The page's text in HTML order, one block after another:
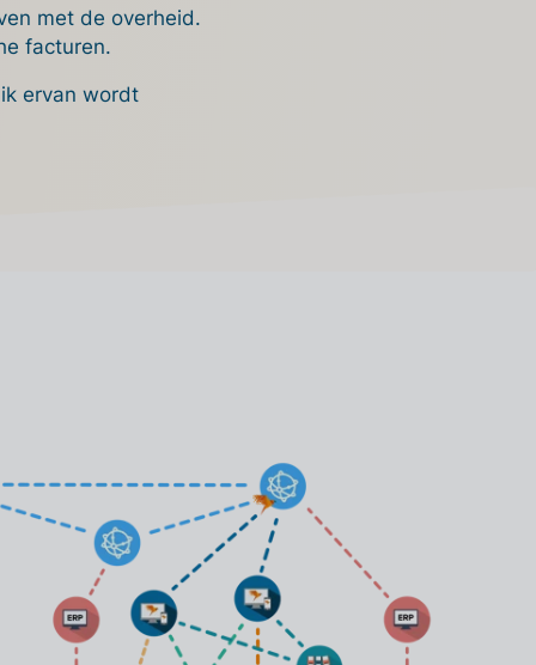
met de overheid.
facturen.
ervan wordt